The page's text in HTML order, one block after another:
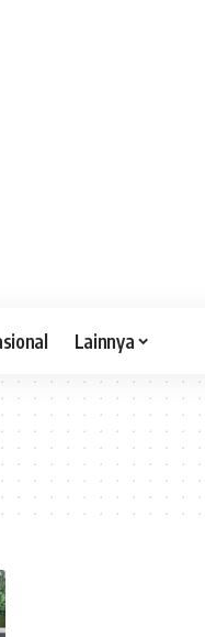
Lainnya